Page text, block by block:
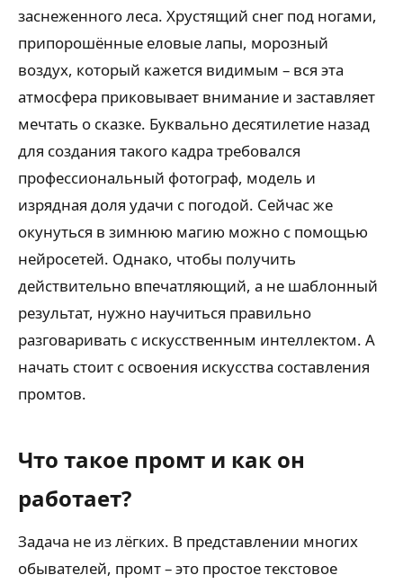
заснеженного леса. Хрустящий снег под ногами,
припорошённые еловые лапы, морозный
воздух, который кажется видимым – вся эта
атмосфера приковывает внимание и заставляет
мечтать о сказке. Буквально десятилетие назад
для создания такого кадра требовался
профессиональный фотограф, модель и
изрядная доля удачи с погодой. Сейчас же
окунуться в зимнюю магию можно с помощью
нейросетей. Однако, чтобы получить
действительно впечатляющий, а не шаблонный
результат, нужно научиться правильно
разговаривать с искусственным интеллектом. А
начать стоит с освоения искусства составления
промтов.
Что такое промт и как он
работает?
Задача не из лёгких. В представлении многих
обывателей, промт – это простое текстовое